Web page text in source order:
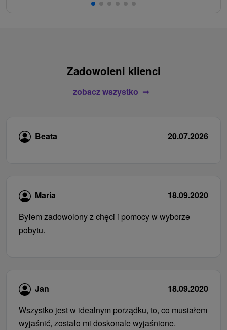
Zadowoleni klienci
zobacz wszystko
Beata 20.07.2026
Maria
18.09.2020
Byłem zadowolony z chęci i pomocy w wyborze
pobytu.
Jan
18.09.2020
Wszystko jest w idealnym porządku, to, co musiałem
wyjaśnić, zostało mi doskonale wyjaśnione.